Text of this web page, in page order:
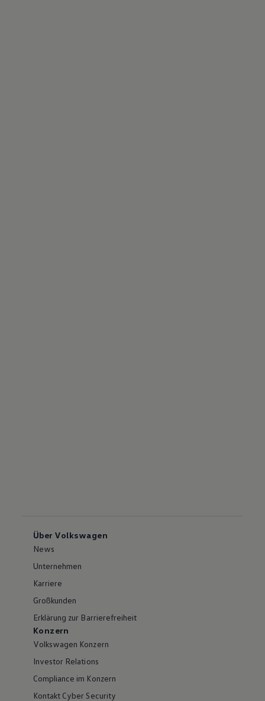
Über Volkswagen
News
Unternehmen
Karriere
Großkunden
Erklärung zur Barrierefreiheit
Konzern
Volkswagen Konzern
Investor Relations
Compliance im Konzern
Kontakt Cyber Security